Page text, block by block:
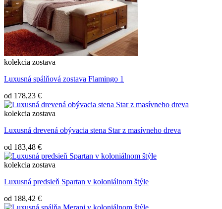
kolekcia zostava
Luxusná spálňová zostava Flamingo 1
od 178,23 €
kolekcia zostava
Luxusná drevená obývacia stena Star z masívneho dreva
od 183,48 €
kolekcia zostava
Luxusná predsieň Spartan v koloniálnom štýle
od 188,42 €